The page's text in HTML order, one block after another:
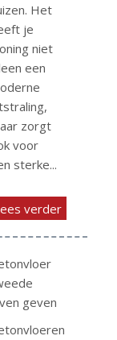
Het
je
niet
een
zorgt
voor
sterke...
verder
geven